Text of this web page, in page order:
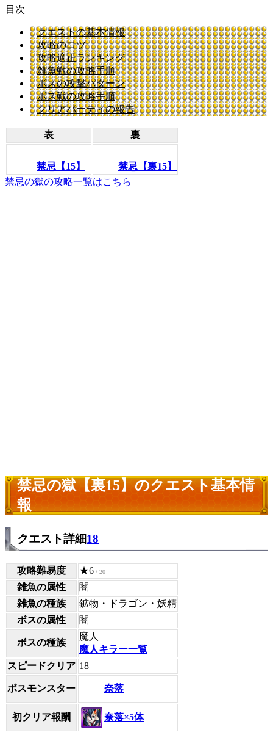
目次
クエストの基本情報
攻略のコツ
攻略適正ランキング
雑魚戦の攻略手順
ボスの攻撃パターン
ボス戦の攻略手順
クリアパーティの報告
表 裏
禁忌【15】
禁忌【裏15】
禁忌の獄の攻略一覧はこちら
禁忌の獄【裏15】のクエスト基本情
報
クエスト詳細18
攻略難易度 ★6 / 20
雑魚の属性
闇
雑魚の種族
鉱物・ドラゴン・妖精
ボスの属性
闇
ボスの種族
魔人
魔人キラー一覧
スピードクリア 18
ボスモンスター 奈落
初クリア報酬 奈落×5体